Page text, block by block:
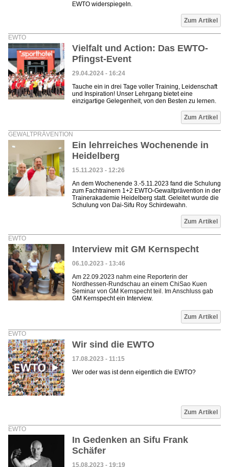
EWTO widerspiegeln.
Zum Artikel
EWTO
Vielfalt und Action: Das EWTO-
Pfingst-Event
29.04.2024 - 16:24
Tauche ein in drei Tage voller Training, Leidenschaft
und Inspiration! Unser Lehrgang bietet eine
einzigartige Gelegenheit, von den Besten zu lernen.
Zum Artikel
GEWALTPRÄVENTION
Ein lehrreiches Wochenende in
Heidelberg
15.11.2023 - 12:26
An dem Wochenende 3.-5.11.2023 fand die Schulung
zum Fachtrainern 1+2 EWTO-Gewaltprävention in der
Trainerakademie Heidelberg statt. Geleitet wurde die
Schulung von Dai-Sifu Roy Schirdewahn.
Zum Artikel
EWTO
Interview mit GM Kernspecht
06.10.2023 - 13:46
Am 22.09.2023 nahm eine Reporterin der
Nordhessen-Rundschau an einem ChiSao Kuen
Seminar von GM Kernspecht teil. Im Anschluss gab
GM Kernspecht ein Interview.
Zum Artikel
EWTO
Wir sind die EWTO
17.08.2023 - 11:15
Wer oder was ist denn eigentlich die EWTO?
Zum Artikel
EWTO
In Gedenken an Sifu Frank
Schäfer
15.08.2023 - 19:19